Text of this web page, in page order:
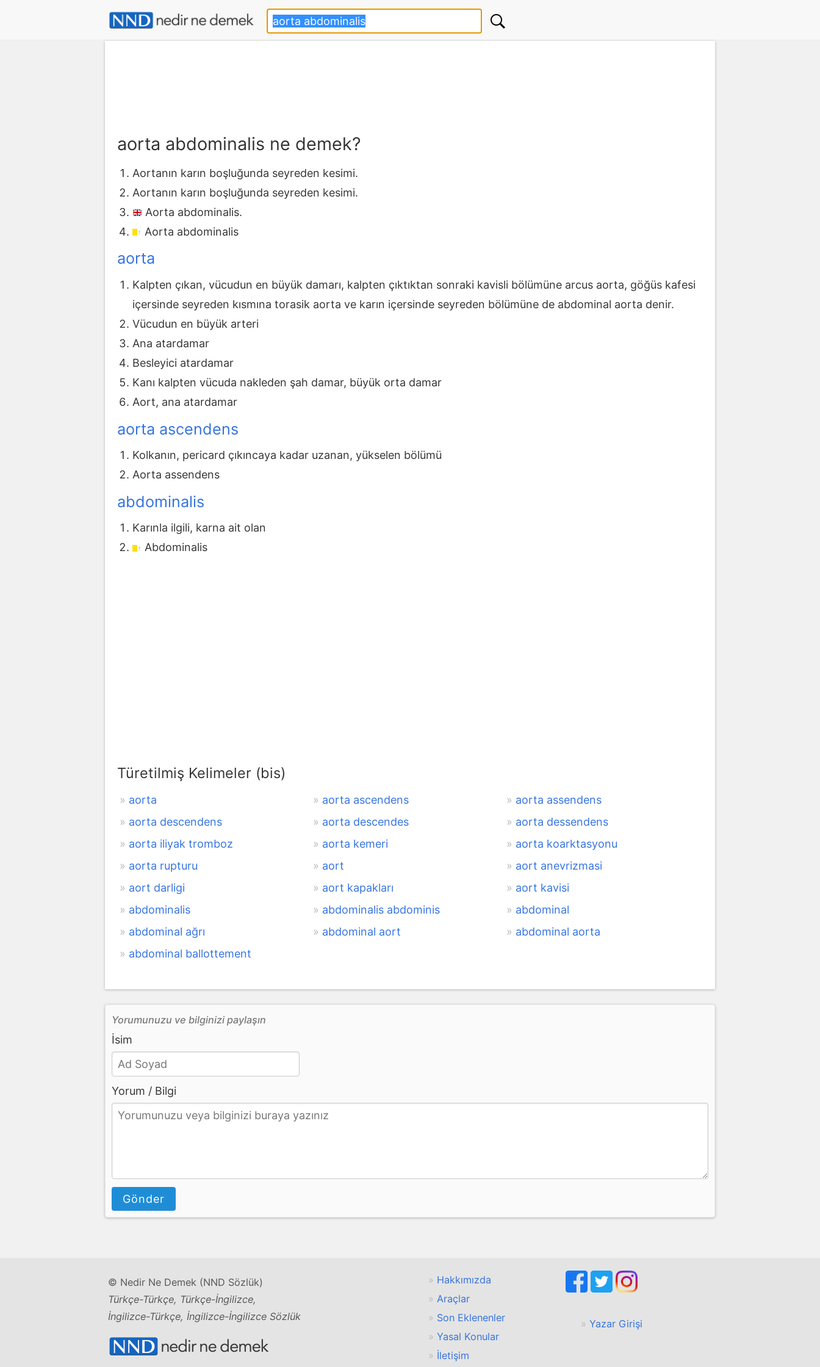
aorta abdominalis ne demek?
Aortanın karın boşluğunda seyreden kesimi.
Aortanın karın boşluğunda seyreden kesimi.
Aorta abdominalis.
Aorta abdominalis
aorta
Kalpten çıkan, vücudun en büyük damarı, kalpten çıktıktan sonraki kavisli bölümüne arcus aorta, göğüs kafesi
içersinde seyreden kısmına torasik aorta ve karın içersinde seyreden bölümüne de abdominal aorta denir.
Vücudun en büyük arteri
Ana atardamar
Besleyici atardamar
Kanı kalpten vücuda nakleden şah damar, büyük orta damar
Aort, ana atardamar
aorta ascendens
Kolkanın, pericard çıkıncaya kadar uzanan, yükselen bölümü
Aorta assendens
abdominalis
Karınla ilgili, karna ait olan
Abdominalis
Türetilmiş Kelimeler (bis)
aorta aorta ascendens
aorta assendens
aorta descendens
aorta descendes
aorta dessendens
aorta iliyak tromboz
aorta kemeri
aorta koarktasyonu
aorta rupturu
aort
aort anevrizmasi
aort darligi
aort kapakları
aort kavisi
abdominalis
abdominalis abdominis
abdominal
abdominal ağrı
abdominal aort
abdominal aorta
abdominal ballottement
Yorumunuzu ve bilginizi paylaşın
İsim
Yorum / Bilgi
Gönder
© Nedir Ne Demek (NND Sözlük)
Türkçe-Türkçe, Türkçe-İngilizce,
İngilizce-Türkçe, İngilizce-İngilizce Sözlük
Hakkımızda
Araçlar
Son Eklenenler
Yasal Konular
İletişim
Yazar Girişi